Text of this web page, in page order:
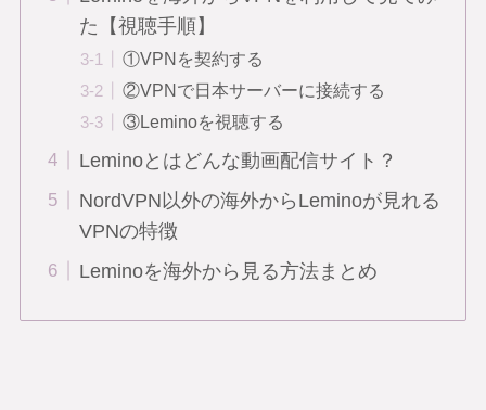
た【視聴手順】
①VPNを契約する
②VPNで日本サーバーに接続する
③Leminoを視聴する
Leminoとはどんな動画配信サイト？
NordVPN以外の海外からLeminoが見れる
VPNの特徴
Leminoを海外から見る方法まとめ